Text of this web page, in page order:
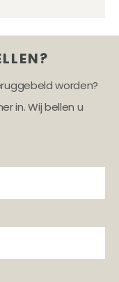
worden?
in. Wij bellen u